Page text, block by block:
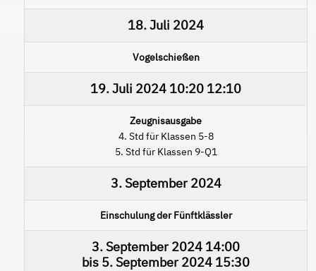
18. Juli 2024
Vogelschießen
19. Juli 2024 10:20 12:10
Zeugnisausgabe
4. Std für Klassen 5-8
5. Std für Klassen 9-Q1
3. September 2024
Einschulung der Fünftklässler
3. September 2024 14:00
bis 5. September 2024 15:30